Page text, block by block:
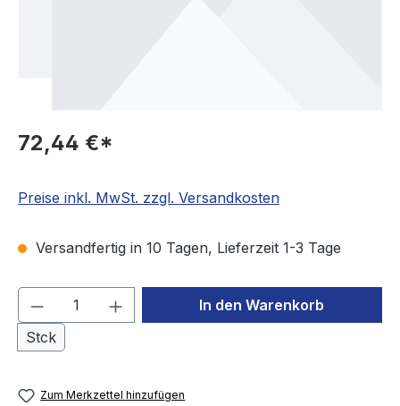
72,44 €*
Preise inkl. MwSt. zzgl. Versandkosten
Versandfertig in 10 Tagen, Lieferzeit 1-3 Tage
Produkt Anzahl: Gib den
Stck
In den Warenkorb
Zum Merkzettel hinzufügen